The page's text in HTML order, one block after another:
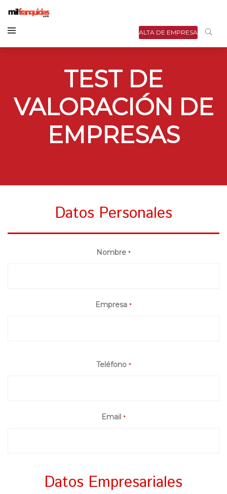
ALTA DE EMPRESA
TEST DE
VALORACIÓN DE
EMPRESAS
Datos Personales
Nombre *
Empresa *
Teléfono *
Email *
Datos Empresariales